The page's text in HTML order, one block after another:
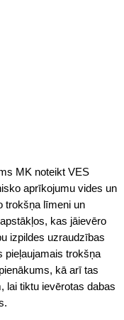
MK noteikt VES
aprīkojumu vides un
trokšņa līmeni un
kas jāievēro
izpildes uzraudzības
pieļaujamais trokšņa
kā arī tas
lai tiktu ievērotas dabas